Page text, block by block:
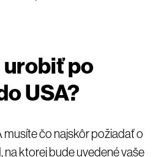
urobiť po
USA?
čo najskôr požiadať o
na ktorej bude uvedené vaše